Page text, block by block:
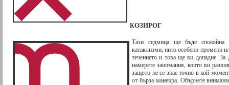
КОЗИРОГ
Тази седмица ще бъде
катаклизми, нито особени промени
течението и това ще ви допадне. За
намерете занимания, които ви
защото не се знае точно в кой
от бърза маневра. Обърнете